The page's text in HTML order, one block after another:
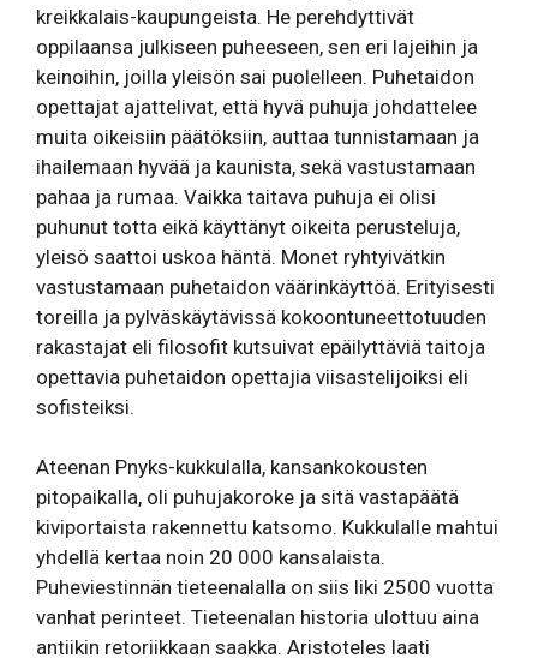
kreikkalais-kaupungeista. He perehdyttivät
oppilaansa julkiseen puheeseen, sen eri lajeihin ja
keinoihin, joilla yleisön sai puolelleen. Puhetaidon
opettajat ajattelivat, että hyvä puhuja johdattelee
muita oikeisiin päätöksiin, auttaa tunnistamaan ja
ihailemaan hyvää ja kaunista, sekä vastustamaan
pahaa ja rumaa. Vaikka taitava puhuja ei olisi
puhunut totta eikä käyttänyt oikeita perusteluja,
yleisö saattoi uskoa häntä. Monet ryhtyivätkin
vastustamaan puhetaidon väärinkäyttöä. Erityisesti
toreilla ja pylväskäytävissä kokoontuneettotuuden
rakastajat eli filosofit kutsuivat epäilyttäviä taitoja
opettavia puhetaidon opettajia viisastelijoiksi eli
sofisteiksi.
Ateenan Pnyks-kukkulalla, kansankokousten
pitopaikalla, oli puhujakoroke ja sitä vastapäätä
kiviportaista rakennettu katsomo. Kukkulalle mahtui
yhdellä kertaa noin 20 000 kansalaista.
Puheviestinnän tieteenalalla on siis liki 2500 vuotta
vanhat perinteet. Tieteenalan historia ulottuu aina
antiikin retoriikkaan saakka. Aristoteles laati